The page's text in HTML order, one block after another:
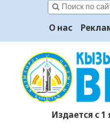
О нас
Издается с 1